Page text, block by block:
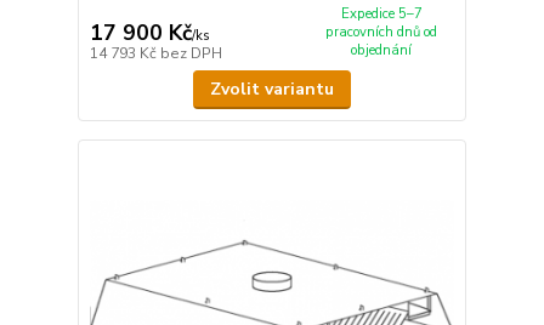
17 900 Kč/ks
14 793 Kč bez DPH
Expedice 5–7
pracovních dnů od
objednání
Zvolit variantu